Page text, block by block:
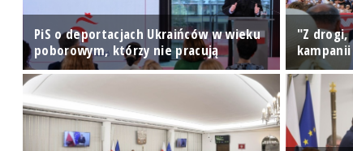
PiS o deportacjach Ukraińców w wieku
poborowym, którzy nie pracują
"Z drogi,